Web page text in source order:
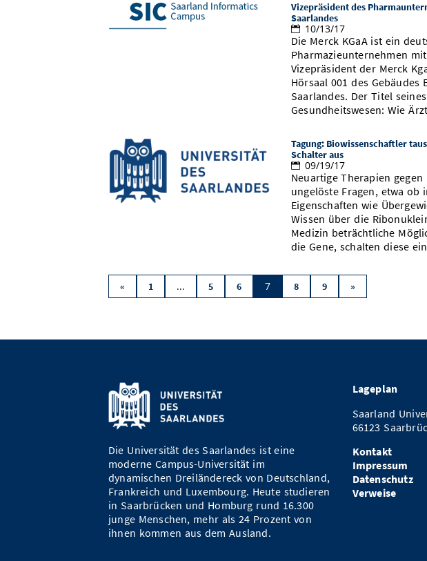
Vizepräsident des
Saarlandes
10/13/17
Die Merck KGaA ist ein
Pharmazieunternehmen
Vizepräsident der Merck
Hörsaal 001 des Gebäudes
Saarlandes. Der Titel
Gesundheitswesen: Wie
Tagung: Biowissenschaftler
Schalter aus
09/19/17
Neuartige Therapien
ungelöste Fragen, etwa ob
Eigenschaften wie
Wissen über die
Medizin beträchtliche
die Gene, schalten diese
« 1 ... 5 6 7 8 9 »
Die Universität des Saarlandes ist eine
moderne Campus-Universität im
dynamischen Dreiländereck von Deutschland,
Frankreich und Luxembourg. Heute studieren
in Saarbrücken und Homburg rund 16.300
junge Menschen, mehr als 24 Prozent von
ihnen kommen aus dem Ausland.
Lageplan
Saarland
66123
Kontakt
Impressum
Datenschutz
Verweise